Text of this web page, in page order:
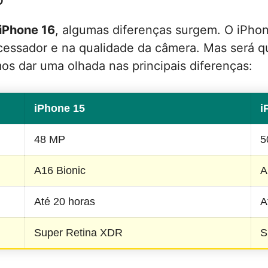
16, algumas diferenças surgem. O
e na qualidade da câmera. Mas será
dar uma olhada nas principais diferenças:
iPhone 15
48 MP
A16 Bionic
Até 20 horas
Super Retina XDR